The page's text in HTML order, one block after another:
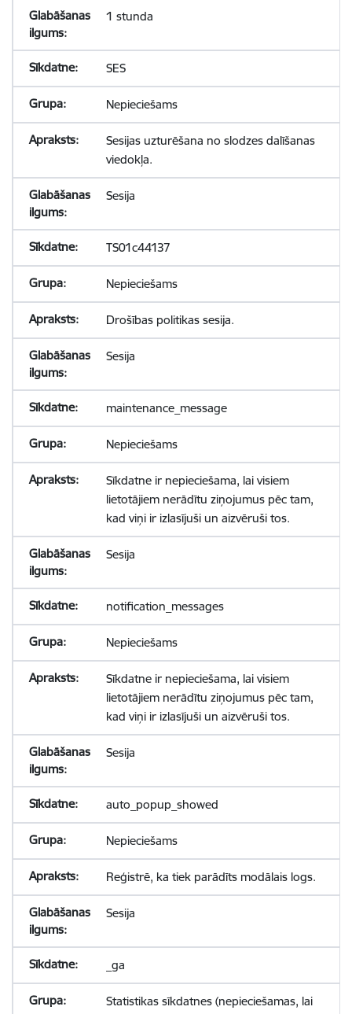
1 stunda
SES
Nepieciešams
Sesijas uzturēšana no slodzes dalīšanas
viedokļa.
Sesija
TS01c44137
Nepieciešams
Drošības politikas sesija.
Sesija
maintenance_message
Nepieciešams
Sīkdatne ir nepieciešama, lai visiem
lietotājiem nerādītu ziņojumus pēc tam,
kad viņi ir izlasījuši un aizvēruši tos.
Sesija
notification_messages
Nepieciešams
Sīkdatne ir nepieciešama, lai visiem
lietotājiem nerādītu ziņojumus pēc tam,
kad viņi ir izlasījuši un aizvēruši tos.
Sesija
auto_popup_showed
Nepieciešams
Reģistrē, ka tiek parādīts modālais logs.
Sesija
_ga
Statistikas sīkdatnes (nepieciešamas, lai